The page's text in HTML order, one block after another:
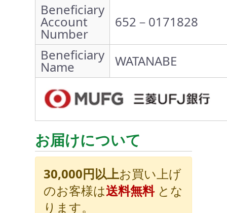
Beneficiary
Account
Number
652－0171828
Beneficiary
Name WATANABE
お届けについて
30,000円以上お買い上げ
のお客様は送料無料とな
ります。